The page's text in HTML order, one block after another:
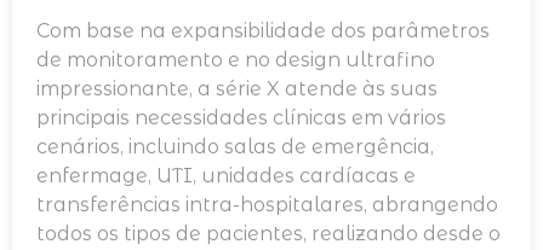
Com base na expansibilidade dos parâmetros
de monitoramento e no design ultrafino
impressionante, a série X atende às suas
principais necessidades clínicas em vários
cenários, incluindo salas de emergência,
enfermage, UTI, unidades cardíacas e
transferências intra-hospitalares, abrangendo
todos os tipos de pacientes, realizando desde o